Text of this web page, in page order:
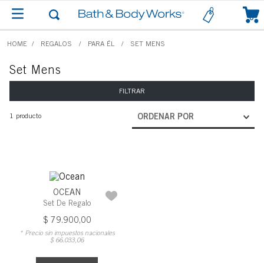
0
REGALOS PARA ÉL SET MENS
Set Mens
FILTRAR
1 producto ORDENAR POR
OCEAN
Set De Regalo
$ 79.900,00
* Precio sin impuestos nacionales
$ 66. 033, 06